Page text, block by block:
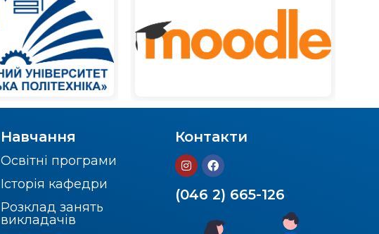
Навчання
Освітні програми
Історія кафедри
Розклад занять
викладачів
Контакти
(046 2) 665-126